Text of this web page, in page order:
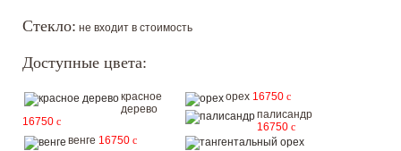
Стекло: не входит в стоимость
Доступные цвета:
красное
дерево
16750 c
орех 16750 c
палисандр
16750 c
венге 16750 c